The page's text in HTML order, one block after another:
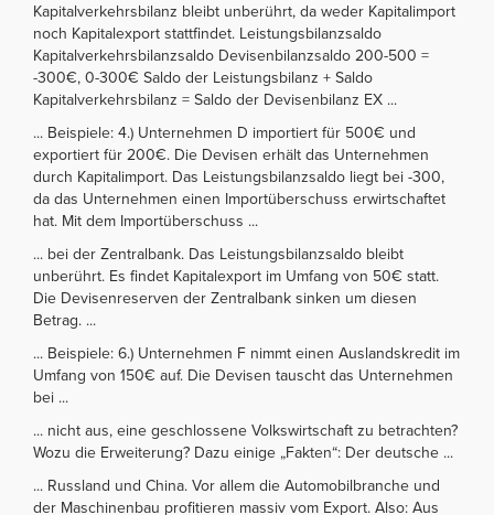
Kapitalverkehrsbilanz bleibt unberührt, da weder Kapitalimport
noch Kapitalexport stattfindet. Leistungsbilanzsaldo
Kapitalverkehrsbilanzsaldo Devisenbilanzsaldo 200-500 =
-300€, 0-300€ Saldo der Leistungsbilanz + Saldo
Kapitalverkehrsbilanz = Saldo der Devisenbilanz EX ...
... Beispiele: 4.) Unternehmen D importiert für 500€ und
exportiert für 200€. Die Devisen erhält das Unternehmen
durch Kapitalimport. Das Leistungsbilanzsaldo liegt bei -300,
da das Unternehmen einen Importüberschuss erwirtschaftet
hat. Mit dem Importüberschuss ...
... bei der Zentralbank. Das Leistungsbilanzsaldo bleibt
unberührt. Es findet Kapitalexport im Umfang von 50€ statt.
Die Devisenreserven der Zentralbank sinken um diesen
Betrag. ...
... Beispiele: 6.) Unternehmen F nimmt einen Auslandskredit im
Umfang von 150€ auf. Die Devisen tauscht das Unternehmen
bei ...
... nicht aus, eine geschlossene Volkswirtschaft zu betrachten?
Wozu die Erweiterung? Dazu einige „Fakten“: Der deutsche ...
... Russland und China. Vor allem die Automobilbranche und
der Maschinenbau profitieren massiv vom Export. Also: Aus